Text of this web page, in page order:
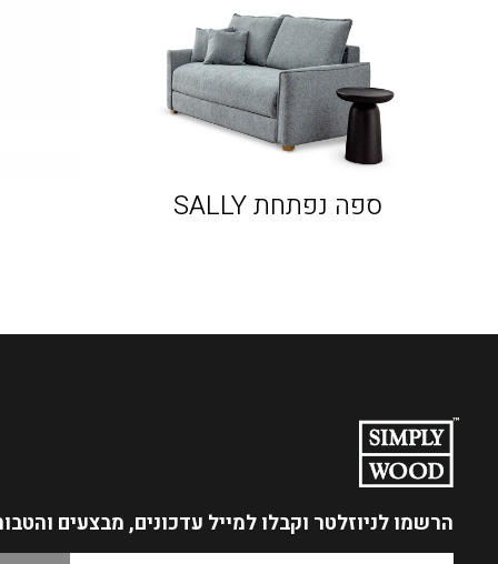
ספה נפתחת SALLY
הרשמו לניוזלטר וקבלו למייל עדכונים, מבצעים